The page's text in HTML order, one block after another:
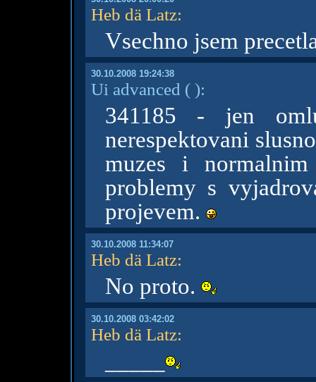
Heb dä Latz:
Vsechno jsem
30.10.2008 19:24:38
Ui advanced ( ):
341185 - jen
nerespektovani
muzes i
problemy s
projevem.
30.10.2008 11:34:07
Heb dä Latz:
No proto.
30.10.2008 03:42:02
Heb dä Latz: